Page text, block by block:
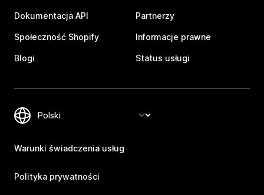
Dokumentacja API
Społeczność Shopify
Blogi
Partnerzy
Informacje prawne
Status usługi
Warunki świadczenia usług
Polityka prywatności